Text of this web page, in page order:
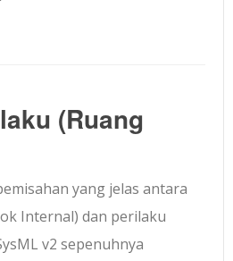
(Ruang
yang jelas antara
Internal) dan perilaku
v2 sepenuhnya